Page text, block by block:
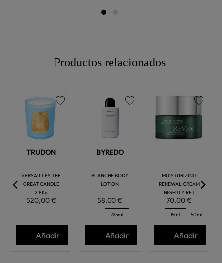
Productos relacionados
TRUDON
VERSAILLES THE
GREAT CANDLE
2,8Kg
520,00 €
Añadir
BYREDO
BLANCHE BODY
LOTION
58,00 €
225ml
Añadir
MOISTURIZING
RENEWAL CREAM
NIGHTLY RET
70,00 €
15ml 50ml
Añadir